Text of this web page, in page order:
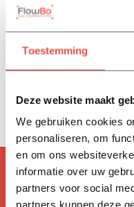
Toestemming
Deze website maakt
We gebruiken cookies
personaliseren, om
en om ons
informatie over uw
partners voor social
partners kunnen deze
Specificaties
Delen
ACCESSOIRES
Handig om mee te